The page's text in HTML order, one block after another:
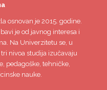
osnovan je 2015. godine.
je od javnog interesa i
Na Univerzitetu se, u
nivoa studija izučavaju
pedagoške, tehničke,
nauke.